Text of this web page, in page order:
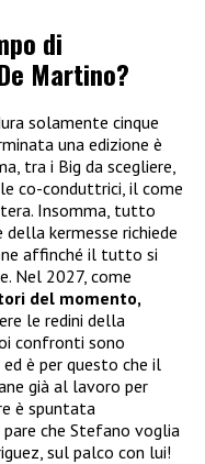
di
Martino?
solamente cinque
una edizione è
tra i Big da scegliere,
co-conduttrici, il come
Insomma, tutto
kermesse richiede
affinché il tutto si
Nel 2027, come
del momento,
le redini della
confronti sono
è per questo che il
già al lavoro per
è spuntata
pare che Stefano voglia
sul palco con lui!